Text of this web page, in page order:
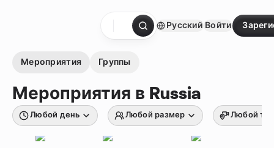
Русский Войти
Мероприятия Группы
Мероприятия в Russia
Любой день Любой размер Любой